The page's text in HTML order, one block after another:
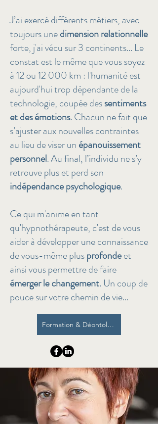
J’ai exercé différents métiers, avec
toujours unedimension relationnelle
forte, j'ai vécu sur 3 continents... Le
constat est le même que vous soyez
à 12 ou 12 000 km : l'humanité est
aujourd'hui trop dépendante de la
technologie, coupée dessentiments
et des émotions. Chacun ne fait que
s’ajuster aux nouvelles contraintes
au lieu de viser un épanouissement
personnel. Au final, l’individu ne s’y
retrouve plus et perd son
indépendance psychologique.
Ce qui m'anime en tant
qu'hypnothérapeute, c'est de vous
aider à développer une connaissance
de vous-même plusprofondeet
ainsi vous permettre de faire
émerger le changement. Un coup de
pouce sur votre chemin de vie...
Formation & Déontologie